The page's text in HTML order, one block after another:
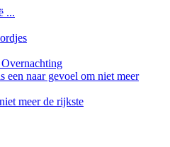
...
een naar gevoel om niet meer
meer de rijkste